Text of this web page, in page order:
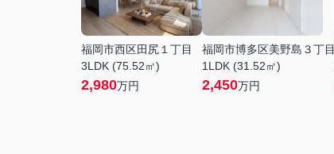
福岡市西区田尻１丁目
3LDK (75.52㎡)
2,980万円
福岡市博多区美野島３丁目
1LDK (31.52㎡)
2,450万円